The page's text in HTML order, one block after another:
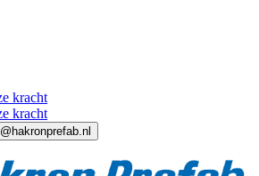
kracht
kracht